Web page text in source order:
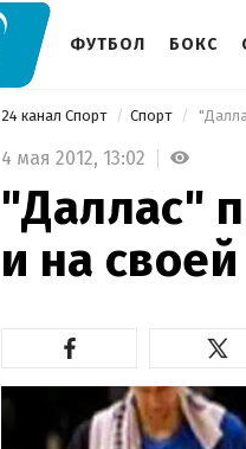
ФУТБОЛ БОКС
24 канал Спорт Спорт
4 мая 2012, 13:02
"Даллас"
и на